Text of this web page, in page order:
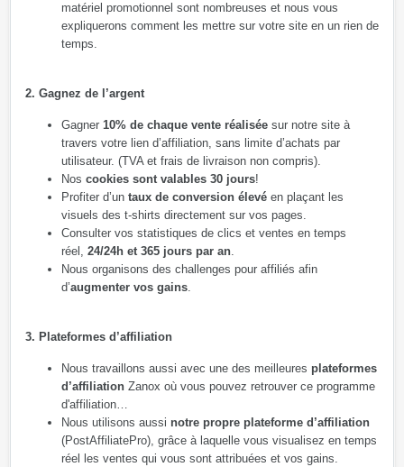
matériel promotionnel sont nombreuses et nous vous
expliquerons comment les mettre sur votre site en un rien de
temps.
2. Gagnez de l’argent
Gagner 10% de chaque vente réalisée sur notre site à
travers votre lien d’affiliation, sans limite d’achats par
utilisateur. (TVA et frais de livraison non compris).
Nos cookies sont valables 30 jours!
Profiter d’un taux de conversion élevé en plaçant les
visuels des t-shirts directement sur vos pages.
Consulter vos statistiques de clics et ventes en temps
réel, 24/24h et 365 jours par an.
Nous organisons des challenges pour affiliés afin
d’augmenter vos gains.
3. Plateformes d’affiliation
Nous travaillons aussi avec une des meilleures plateformes
d’affiliation Zanox où vous pouvez retrouver ce programme
d'affiliation…
Nous utilisons aussi notre propre plateforme d’affiliation
(PostAffiliatePro), grâce à laquelle vous visualisez en temps
réel les ventes qui vous sont attribuées et vos gains.